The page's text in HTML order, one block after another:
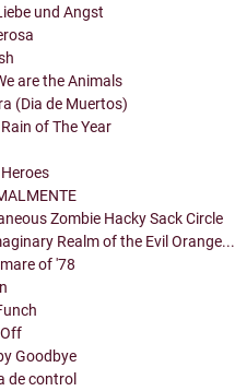
und Angst
are the Animals
(Dia de Muertos)
of The Year
Zombie Hacky Sack Circle
Realm of the Evil Orange...
of '78
Goodbye
de control